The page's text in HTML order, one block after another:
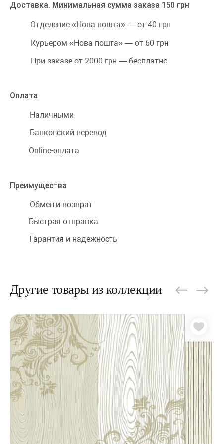
Доставка. Минимальная сумма заказа 150 грн
Отделение «Нова пошта» — от 40 грн
Курьером «Нова пошта» — от 60 грн
При заказе от 2000 грн — бесплатно
Оплата
Наличными
Банковский перевод
Online-оплата
Преимущества
Обмен и возврат
Быстрая отправка
Гарантия и надежность
Другие товары из коллекции